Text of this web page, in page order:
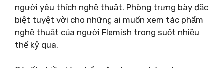
người yêu thích nghệ thuật. Phòng trưng bày đặc
biệt tuyệt vời cho những ai muốn xem tác phẩm
nghệ thuật của người Flemish trong suốt nhiều
thế kỷ qua.